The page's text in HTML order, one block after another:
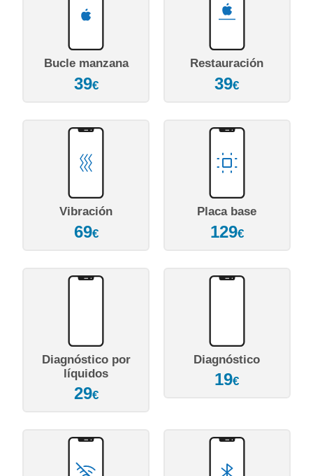
Bucle manzana
39€
Restauración
39€
Vibración
69€
Placa base
129€
Diagnóstico por
líquidos
29€
Diagnóstico
19€